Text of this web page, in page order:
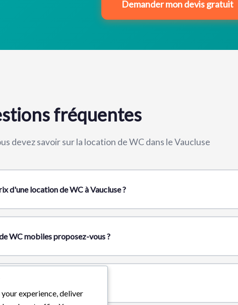
Demander mon devis gratuit
fréquentes
devez savoir sur la location de WC dans le Vaucluse
d'une location de WC à Vaucluse ?
WC mobiles proposez-vous ?
livrez-vous à Vaucluse ?
experience, deliver